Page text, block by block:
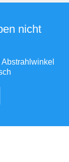
nicht